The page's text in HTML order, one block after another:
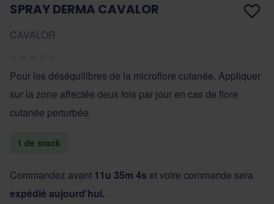
SPRAY DERMA CAVALOR
CAVALOR
Pour les déséquilibres de la microflore cutanée. Appliquer
sur la zone affectée deux fois par jour en cas de flore
cutanée perturbée.
1 de stock
Commandez avant 11u 35m 3s et votre commande sera
expédié aujourd'hui.